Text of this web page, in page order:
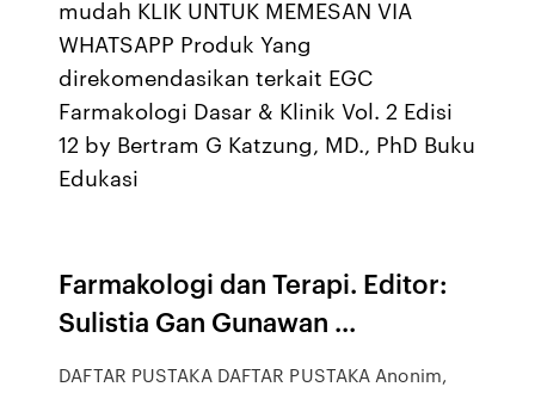
mudah KLIK UNTUK MEMESAN VIA
WHATSAPP Produk Yang
direkomendasikan terkait EGC
Farmakologi Dasar & Klinik Vol. 2 Edisi
12 by Bertram G Katzung, MD., PhD Buku
Edukasi
Farmakologi dan Terapi. Editor:
Sulistia Gan Gunawan ...
DAFTAR PUSTAKA DAFTAR PUSTAKA Anonim,